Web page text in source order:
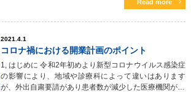
Read more
2021.4.1
コロナ禍における開業計画のポイント
1, はじめに 令和2年初めより新型コロナウイルス感染症
の影響により、地域や診療科によって違いはあります
が、外出自粛要請があり患者数が減少した医療機関が…